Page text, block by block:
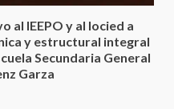
al IEEPO y al Iocied a
y estructural integral
Secundaria General
Garza
la consolidación
en
oaxaqueño